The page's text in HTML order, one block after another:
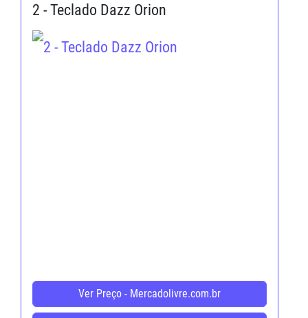
2 - Teclado Dazz Orion
Ver Preço - Mercadolivre.com.br